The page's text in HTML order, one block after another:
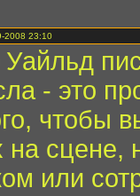
2008 23:10
- это
чтобы
на
или